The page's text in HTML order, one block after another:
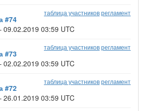
таблица участниковрегламент
#74
09.02.2019 03:59 UTC
таблица участниковрегламент
#73
02.02.2019 03:59 UTC
таблица участниковрегламент
#72
26.01.2019 03:59 UTC